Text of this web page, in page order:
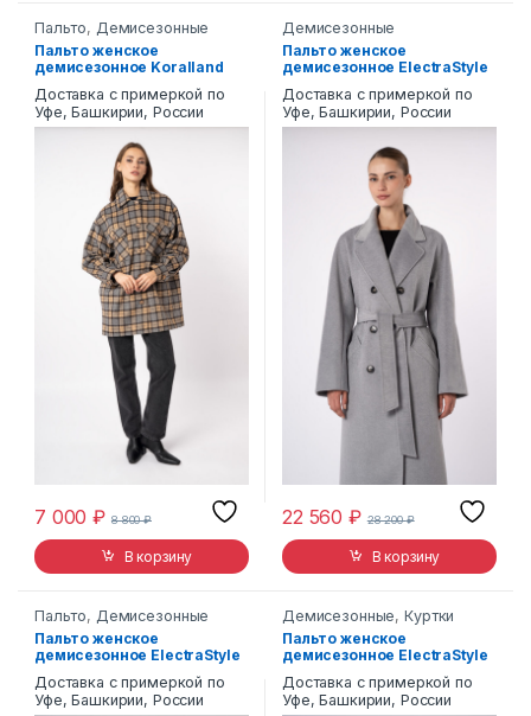
Пальто, Демисезонные
Пальто женское
демисезонное Koralland
Доставка с примеркой по
Уфе, Башкирии, России
7 000₽ 8 800₽
В корзину
Демисезонные
Пальто женское
демисезонное ElectraStyle
Доставка с примеркой по
Уфе, Башкирии, России
22 560₽ 28 200₽
В корзину
Пальто, Демисезонные
Пальто женское
демисезонное ElectraStyle
Доставка с примеркой по
Уфе, Башкирии, России
Демисезонные,Куртки
текстиль
Пальто женское
демисезонное ElectraStyle
Доставка с примеркой по
Уфе, Башкирии, России